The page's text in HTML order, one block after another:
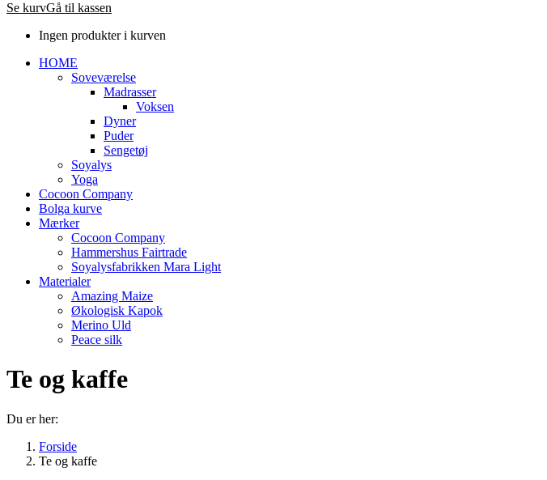
Se kurvGå til kassen
Ingen produkter i kurven
HOME
Soveværelse
Madrasser
Voksen
Dyner
Puder
Sengetøj
Soyalys
Yoga
Cocoon Company
Bolga kurve
Mærker
Cocoon Company
Hammershus Fairtrade
Soyalysfabrikken Mara Light
Materialer
Amazing Maize
Økologisk Kapok
Merino Uld
Peace silk
Te og kaffe
Du er her:
Forside
Te og kaffe